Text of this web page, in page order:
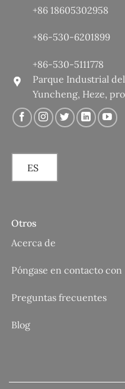
+86 18605302958
+86-530-6201899
+86-530-5111778
Parque Industrial
Yuncheng, Heze,
ES
Otros
Acerca de
Póngase en contacto con
Preguntas frecuentes
Blog